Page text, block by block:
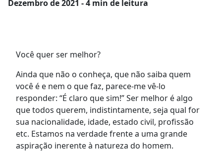
Dezembrode 2021 - 4 min de leitura
Você quer ser melhor?
Ainda que não o conheça, que não saiba quem
você é e nem o que faz, parece-me vê-lo
responder: “É claro que sim!” Ser melhor é algo
que todos querem, indistintamente, seja qual for
sua nacionalidade, idade, estado civil, profissão
etc. Estamos na verdade frente a uma grande
aspiração inerente à natureza do homem.